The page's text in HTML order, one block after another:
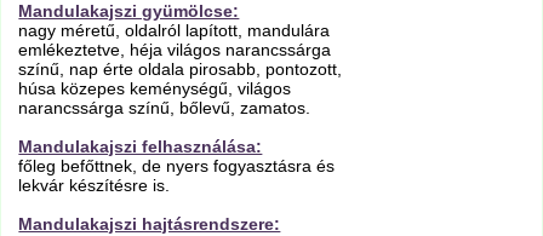
Mandulakajszi gyümölcse:
nagy méretű, oldalról lapított, mandulára
emlékeztetve, héja világos narancssárga
színű, nap érte oldala pirosabb, pontozott,
húsa közepes keménységű, világos
narancssárga színű, bőlevű, zamatos.
Mandulakajszi felhasználása:
főleg befőttnek, de nyers fogyasztásra és
lekvár készítésre is.
Mandulakajszi hajtásrendszere: